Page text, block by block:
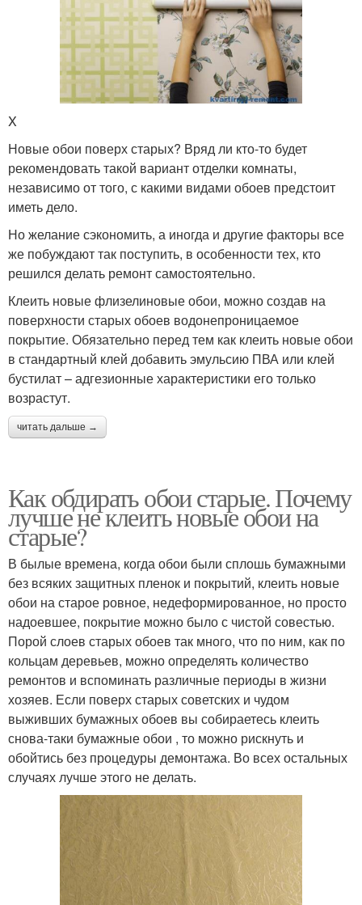
X
Новые обои поверх старых? Вряд ли кто-то будет
рекомендовать такой вариант отделки комнаты,
независимо от того, с какими видами обоев предстоит
иметь дело.
Но желание сэкономить, а иногда и другие факторы все
же побуждают так поступить, в особенности тех, кто
решился делать ремонт самостоятельно.
Клеить новые флизелиновые обои, можно создав на
поверхности старых обоев водонепроницаемое
покрытие. Обязательно перед тем как клеить новые обои
в стандартный клей добавить эмульсию ПВА или клей
бустилат – адгезионные характеристики его только
возрастут.
читать дальше →
Как обдирать обои старые. Почему
лучше не клеить новые обои на
старые?
В былые времена, когда обои были сплошь бумажными
без всяких защитных пленок и покрытий, клеить новые
обои на старое ровное, недеформированное, но просто
надоевшее, покрытие можно было с чистой совестью.
Порой слоев старых обоев так много, что по ним, как по
кольцам деревьев, можно определять количество
ремонтов и вспоминать различные периоды в жизни
хозяев. Если поверх старых советских и чудом
выживших бумажных обоев вы собираетесь клеить
снова-таки бумажные обои , то можно рискнуть и
обойтись без процедуры демонтажа. Во всех остальных
случаях лучше этого не делать.